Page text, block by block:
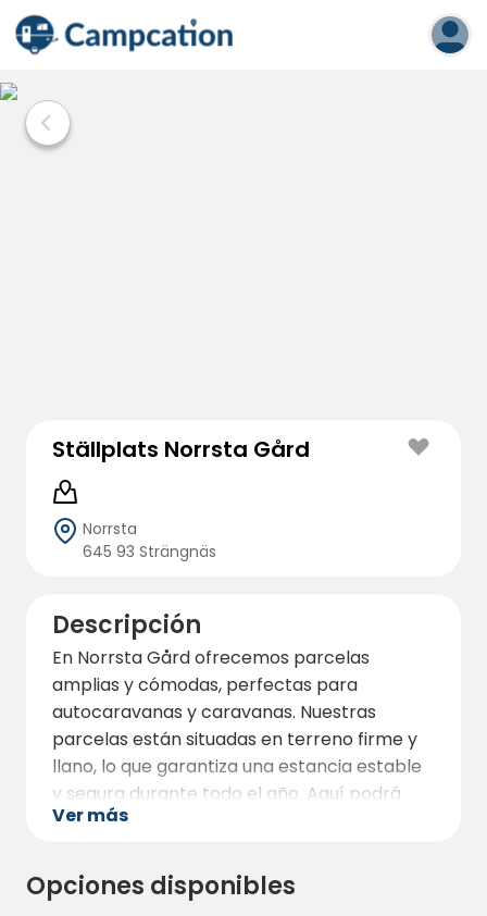
Ställplats Norrsta Gård
Norrsta
645 93 Strängnäs
Descripción
En Norrsta Gård ofrecemos parcelas
amplias y cómodas, perfectas para
autocaravanas y caravanas. Nuestras
parcelas están situadas en terreno firme y
llano, lo que garantiza una estancia estable
y segura durante todo el año. Aquí podrá
disfrutar de la paz y la tranquilidad de la
la comodidad de la proximidad tanto a
Strängnäs como a Enköping por la
Ver más
Opciones disponibles